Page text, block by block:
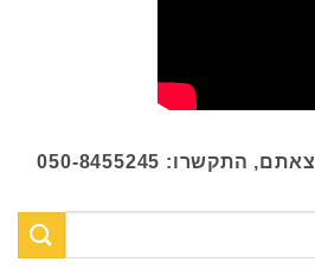
050-8455245